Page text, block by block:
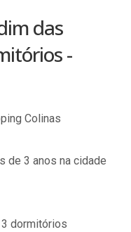
das
-
Colinas
de 3 anos na cidade
dormitórios